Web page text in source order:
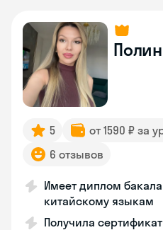
5 от 1590 ₽ за
6 отзывов
Имеет диплом
китайскому языкам
Получила сертификат